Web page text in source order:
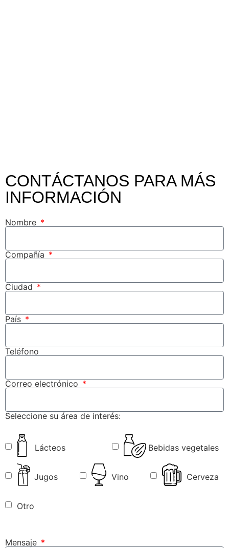
CONTÁCTANOS PARA MÁS
INFORMACIÓN
Nombre
Compañía
Ciudad
País
Teléfono
Correo electrónico
Seleccione su área de interés:
Lácteos Bebidas vegetales
Jugos Vino Cerveza
Otro
Mensaje